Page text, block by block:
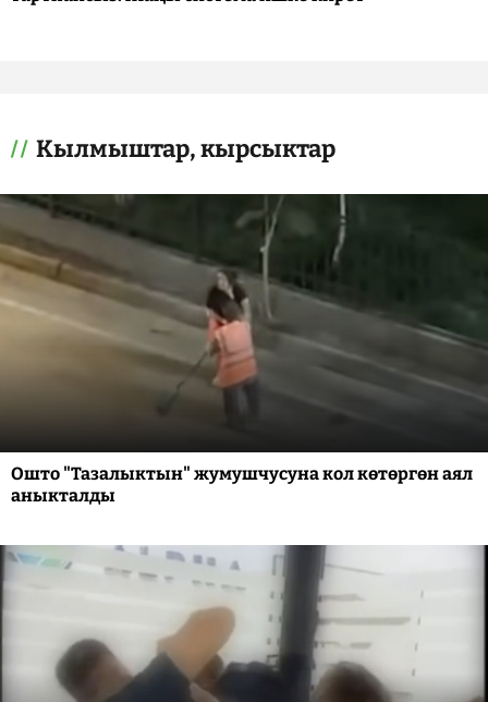
Кылмыштар, кырсыктар
Ошто "Тазалыктын" жумушчусуна кол көтөргөн аял
аныкталды